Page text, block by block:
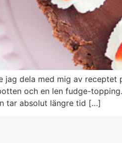
jag dela med mig av
och en len fudge-
tar absolut längre tid […]